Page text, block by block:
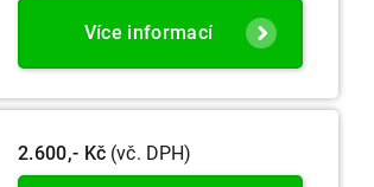
Více informací
2.600,- Kč (vč. DPH)